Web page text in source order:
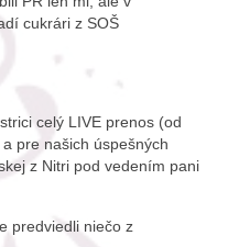
cukrári z SOŠ
celý LIVE prenos (od
pre našich úspešných
z Nitri pod vedením pani
predviedli niečo z